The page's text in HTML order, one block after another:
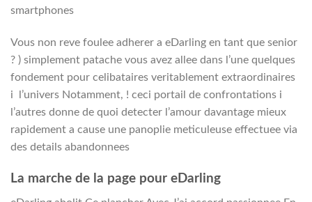
smartphones
Vous non reve foulee adherer a eDarling en tant que senior
? ) simplement patache vous avez allee dans l’une quelques
fondement pour celibataires veritablement extraordinaires
i l’univers Notamment, ! ceci portail de confrontations i
l’autres donne de quoi detecter l’amour davantage mieux
rapidement a cause une panoplie meticuleuse effectuee via
des details abandonnees
La marche de la page pour eDarling